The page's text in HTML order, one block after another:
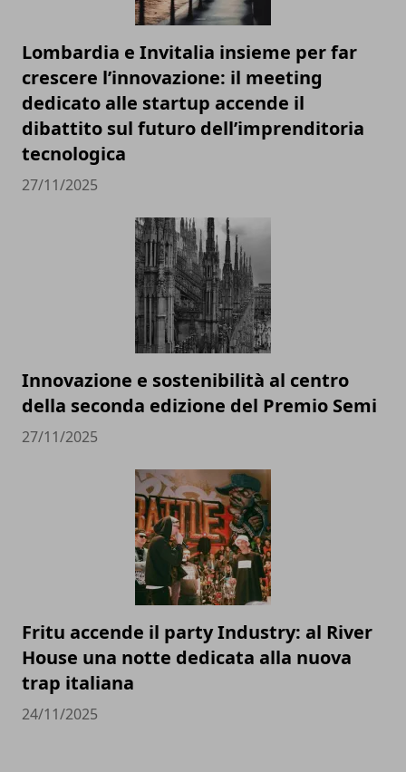
Lombardia e Invitalia insieme per far
crescere l’innovazione: il meeting
dedicato alle startup accende il
dibattito sul futuro dell’imprenditoria
tecnologica
27/11/2025
Innovazione e sostenibilità al centro
della seconda edizione del Premio Semi
27/11/2025
Fritu accende il party Industry: al River
House una notte dedicata alla nuova
trap italiana
24/11/2025